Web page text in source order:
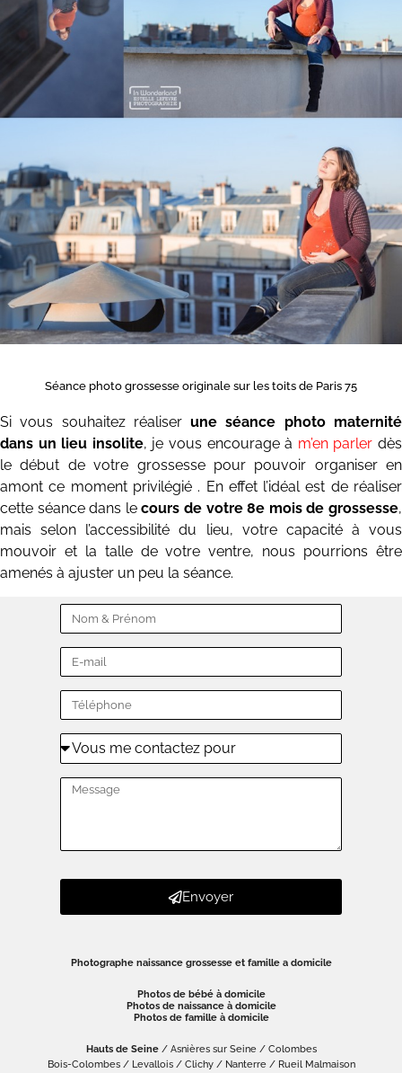
Séance photo grossesse originale sur les toits de Paris 75
Si vous souhaitez réaliserune séance photo maternité
dans un lieu insolite, je vous encourage à m’en parler dès
le début de votre grossesse pour pouvoir organiser en
amont ce moment privilégié . En effet l’idéal est de réaliser
cette séance dans lecours de votre 8e mois de grossesse,
mais selon l’accessibilité du lieu, votre capacité à vous
mouvoir et la talle de votre ventre, nous pourrions être
amenés à ajuster un peu la séance.
Photographe naissance grossesse et famille a domicile
Photos de bébé à domicile
Photos de naissance à domicile
Photos de famille à domicile
Hauts de Seine/ Asnières sur Seine / Colombes
Bois-Colombes / Levallois / Clichy / Nanterre / Rueil Malmaison
Envoyer